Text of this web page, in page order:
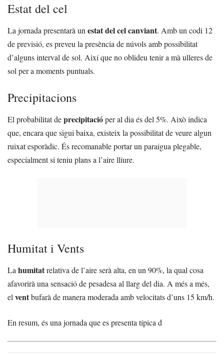
Estat del cel
La jornada presentarà unestat del cel canviant. Amb un codi 12
de previsió, es preveu la presència de núvols amb possibilitat
d’alguns interval de sol. Així que no oblideu tenir a mà ulleres de
sol per a moments puntuals.
Precipitacions
El probabilitat deprecipitacióper al dia és del 5%. Això indica
que, encara que sigui baixa, existeix la possibilitat de veure algun
ruixat esporàdic. És recomanable portar un paraigua plegable,
especialment si teniu plans a l’aire lliure.
Humitat i Vents
Lahumitatrelativa de l’aire serà alta, en un 90%, la qual cosa
afavorirà una sensació de pesadesa al llarg del dia. A més a més,
elventbufarà de manera moderada amb velocitats d’uns 15 km/h.
En resum, és una jornada que es presenta típica d